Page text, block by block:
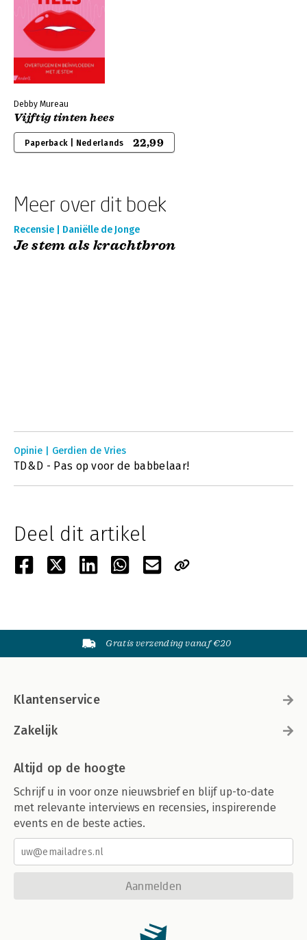
Debby Mureau
Vijftig tinten hees
Paperback | Nederlands 22,99
Meer over dit boek
Recensie | Daniëlle de Jonge
Je stem als krachtbron
Opinie | Gerdien de Vries
TD&D - Pas op voor de babbelaar!
Deel dit artikel
Gratis verzending vanaf €20
Klantenservice
Zakelijk
Altijd op de hoogte
Schrijf u in voor onze nieuwsbrief en blijf up-to-date
met relevante interviews en recensies, inspirerende
events en de beste acties.
Aanmelden